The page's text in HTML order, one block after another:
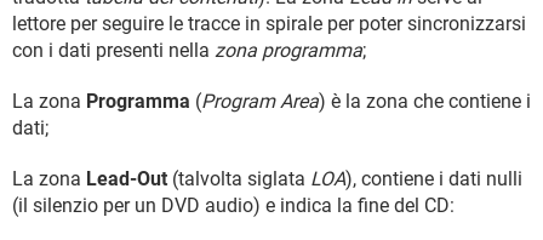
lettore per seguire le tracce in spirale per poter sincronizzarsi
con i dati presenti nella zona programma;
La zona Programma (Program Area) è la zona che contiene i
dati;
La zona Lead-Out (talvolta siglata LOA), contiene i dati nulli
(il silenzio per un DVD audio) e indica la fine del CD: